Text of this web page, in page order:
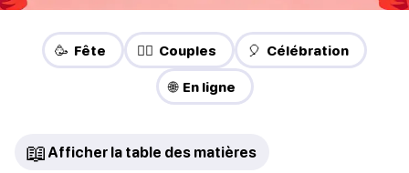
🥳 Fête ❤️‍🔥 Couples 🎈 Célébration
🌐 En ligne
📖 Afficher la table des matières